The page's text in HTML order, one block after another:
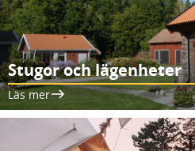
Stugor och lägenheter
Läs mer